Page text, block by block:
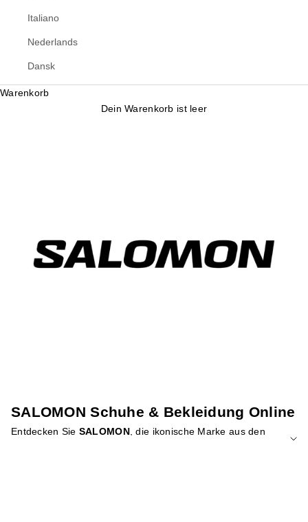
Italiano
Nederlands
Dansk
Warenkorb
Dein Warenkorb ist leer
SALOMON Schuhe & Bekleidung Online
Entdecken Sie SALOMON, die ikonische Marke aus den